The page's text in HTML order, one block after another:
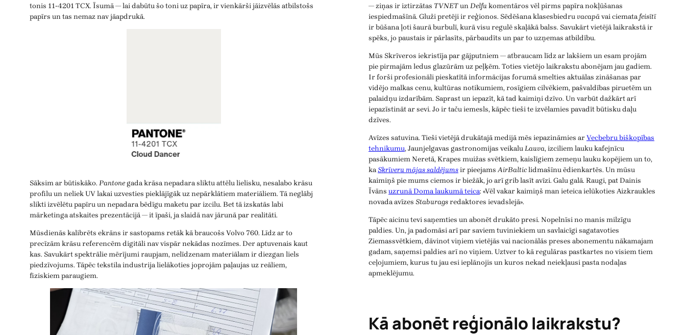
tonis 11-4201 TCX. Īsumā — lai dabūtu šo toni uz papīra, ir vienkārši jāizvēlās atbilstošs
papīrs un tas nemaz nav jāapdrukā.
Sāksim ar būtiskāko. Pantonegada krāsa nepadara sliktu attēlu lielisku, nesalabo krāsu
profilu un neliek UV lakai uzvesties pieklājīgāk uz nepārklātiem materiāliem. Tā neglābj
slikti izvēlētu papīru un nepadara bēdīgu maketu par izcilu. Bet tā izskatās labi
mārketinga atskaites prezentācijā — it īpaši, ja slaidā nav jārunā par realitāti.
Mūsdienās kalibrēts ekrāns ir sastopams retāk kā braucošs Volvo 760. Līdz ar to
precīzām krāsu referencēm digitāli nav vispār nekādas nozīmes. Der aptuvenais kaut
kas. Savukārt spektrālie mērījumi raupjam, nelīdzenam materiālam ir diezgan liels
piedzīvojums. Tāpēc tekstila industrija lielākoties joprojām paļaujas uz reāliem,
fiziskiem paraugiem.
— ziņas ir iztirzātas TVNETunDelfukomentāros vēl pirms papīra nokļūšanas
iespiedmašīnā. Gluži pretēji ir reģionos. Sēdēšana klasesbiedruvacapāvai ciematafeisītī
ir būšana ļoti šaurā burbulī, kurā visu regulē skaļākā balss. Savukārt vietējā laikrakstā ir
spēks, jo paustais ir pārlasīts, pārbaudīts un par to uzņemas atbildību.
Mūs Skrīveros iekristīja par gājputniem — atbraucam līdz ar lakšiem un esam projām
pie pirmajām ledus glazūrām uz peļķēm. Toties vietējo laikrakstu abonējam jau gadiem.
Ir forši profesionāli pieskatītā informācijas forumā smelties aktuālas zināšanas par
vidējo malkas cenu, kultūras notikumiem, rosīgiem cilvēkiem, pašvaldības piruetēm un
palaidņu izdarībām. Saprast un iepazīt, kā tad kaimiņi dzīvo. Un varbūt dažkārt arī
iepazīstināt ar sevi. Jo ir taču iemesls, kāpēc tieši te izvēlamies pavadīt būtisku daļu
dzīves.
Avīzes satuvina. Tieši vietējā drukātajā medijā mēs iepazināmies arVecbebru biškopības
tehnikumu, Jaunjelgavas gastronomijas veikaluLauva, izciliem lauku kafejnīcu
pasākumiem Neretā, Krapes muižas svētkiem, kaislīgiem zemeņu lauku kopējiem un to,
kaSkrīveru mājas saldējumsir pieejamsAirBalticlidmašīnu ēdienkartēs. Un mūsu
kaimiņš pie mums ciemos ir biežāk, jo arī grib lasīt avīzi. Galu galā. Raugi, pat Dainis
Īvāns uzrunā Doma laukumā teica: «Vēl vakar kaimiņš man ieteica ielūkoties Aizkraukles
novada avīzes Staburagsredaktores ievadslejā».
Tāpēc aicinu tevi saņemties un abonēt drukāto presi. Nopelnīsi no manis milzīgu
paldies. Un, ja padomāsi arī par saviem tuviniekiem un savlaicīgi sagatavoties
Ziemassvētkiem, dāvinot viņiem vietējās vai nacionālās preses abonementu nākamajam
gadam, saņemsi paldies arī no viņiem. Uztver to kā regulāras pastkartes no visiem tiem
ceļojumiem, kurus tu jau esi ieplānojis un kuros nekad neiekļausi pasta nodaļas
apmeklējumu.
Kā abonēt reģionālo laikrakstu?